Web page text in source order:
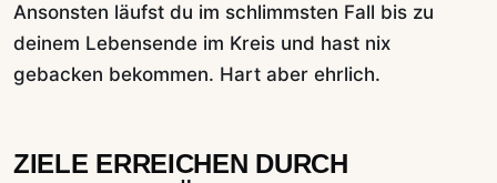
Ansonsten läufst du im schlimmsten Fall bis zu
deinem Lebensende im Kreis und hast nix
gebacken bekommen. Hart aber ehrlich.
ZIELE ERREICHEN DURCH